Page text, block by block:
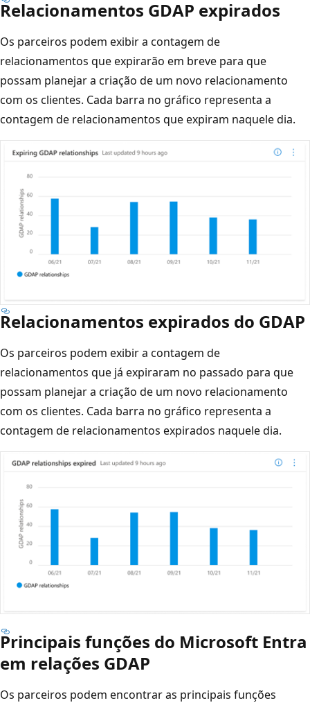
Relacionamentos GDAP expirados
Os parceiros podem exibir a contagem de
relacionamentos que expirarão em breve para que
possam planejar a criação de um novo relacionamento
com os clientes. Cada barra no gráfico representa a
contagem de relacionamentos que expiram naquele dia.
Relacionamentos expirados do GDAP
Os parceiros podem exibir a contagem de
relacionamentos que já expiraram no passado para que
possam planejar a criação de um novo relacionamento
com os clientes. Cada barra no gráfico representa a
contagem de relacionamentos expirados naquele dia.
Principais funções do Microsoft Entra
em relações GDAP
Os parceiros podem encontrar as principais funções